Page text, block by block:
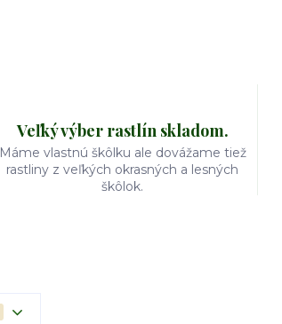
Veľký výber rastlín skladom.
Máme vlastnú škôlku ale dovážame tiež
rastliny z veľkých okrasných a lesných
škôlok.